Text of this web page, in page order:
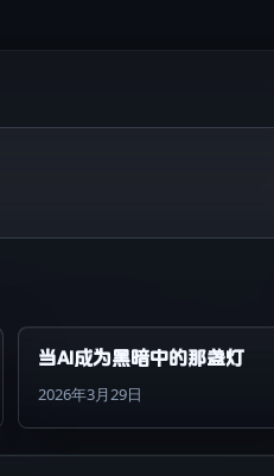
当AI成为黑暗中的那盏灯
2026年3月29日